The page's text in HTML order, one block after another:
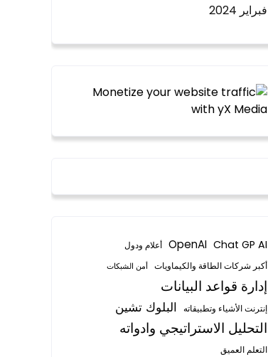
فبراير 2024
Chat GP AI
OpenAI أعلام ودول
أكبر شركات الطاقة والكيماويات أمن الشبكات
إدارة قواعد البيانات
إنترنت الأشياء وتطبيقاته البلوك تشين
التحليل الاستراتيجي وادواته
التعلم العميق